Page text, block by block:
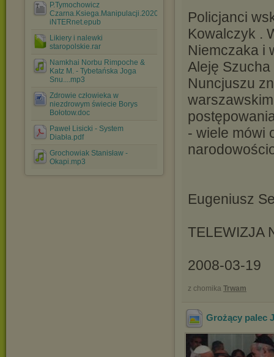
P.Tymochowicz
Czarna.Ksiega.Manipulacji.2020
iNTERnet.epub
Likiery i nalewki
staropolskie.rar
Namkhai Norbu Rimpoche &
Katz M. - Tybetańska Joga
Snu....mp3
Zdrowie człowieka w
niezdrowym świecie Borys
Bołotow.doc
Paweł Lisicki - System
Diabła.pdf
Grochowiak Stanisław -
Okapi.mp3
Policjanci
Kowalczyk .
Niemczaka i
Aleję
Nuncjuszu
- wiele mówi
Eugeniusz
TELEWIZJA
2008-03-19
z chomika Trwam
Grożący palec